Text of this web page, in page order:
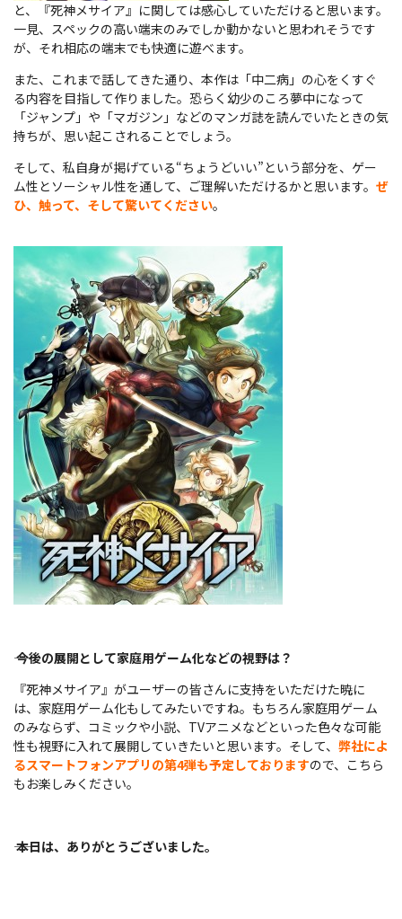
と、『死神メサイア』に関しては感心していただけると思います。
一見、スペックの高い端末のみでしか動かないと思われそうです
が、それ相応の端末でも快適に遊べます。
また、これまで話してきた通り、本作は「中二病」の心をくすぐ
る内容を目指して作りました。恐らく幼少のころ夢中になって
「ジャンプ」や「マガジン」などのマンガ誌を読んでいたときの気
持ちが、思い起こされることでしょう。
そして、私自身が掲げている“ちょうどいい”という部分を、ゲー
ム性とソーシャル性を通して、ご理解いただけるかと思います。 ぜ
ひ、触って、そして驚いてください。
――今後の展開として家庭用ゲーム化などの視野は？
『死神メサイア』がユーザーの皆さんに支持をいただけた暁に
は、家庭用ゲーム化もしてみたいですね。もちろん家庭用ゲーム
のみならず、コミックや小説、TVアニメなどといった色々な可能
性も視野に入れて展開していきたいと思います。そして、 弊社によ
るスマートフォンアプリの第4弾も予定しておりますので、こちら
もお楽しみください。
――本日は、ありがとうございました。